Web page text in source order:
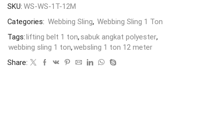
SKU: WS-WS-1T-12M
Categories: Webbing Sling, Webbing Sling 1 Ton
Tags:lifting belt 1 ton, sabuk angkat polyester,
webbing sling 1 ton,websling 1 ton 12 meter
Share: